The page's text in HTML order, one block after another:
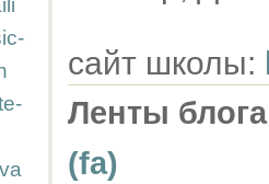
сайт школы:
Ленты
(fa)